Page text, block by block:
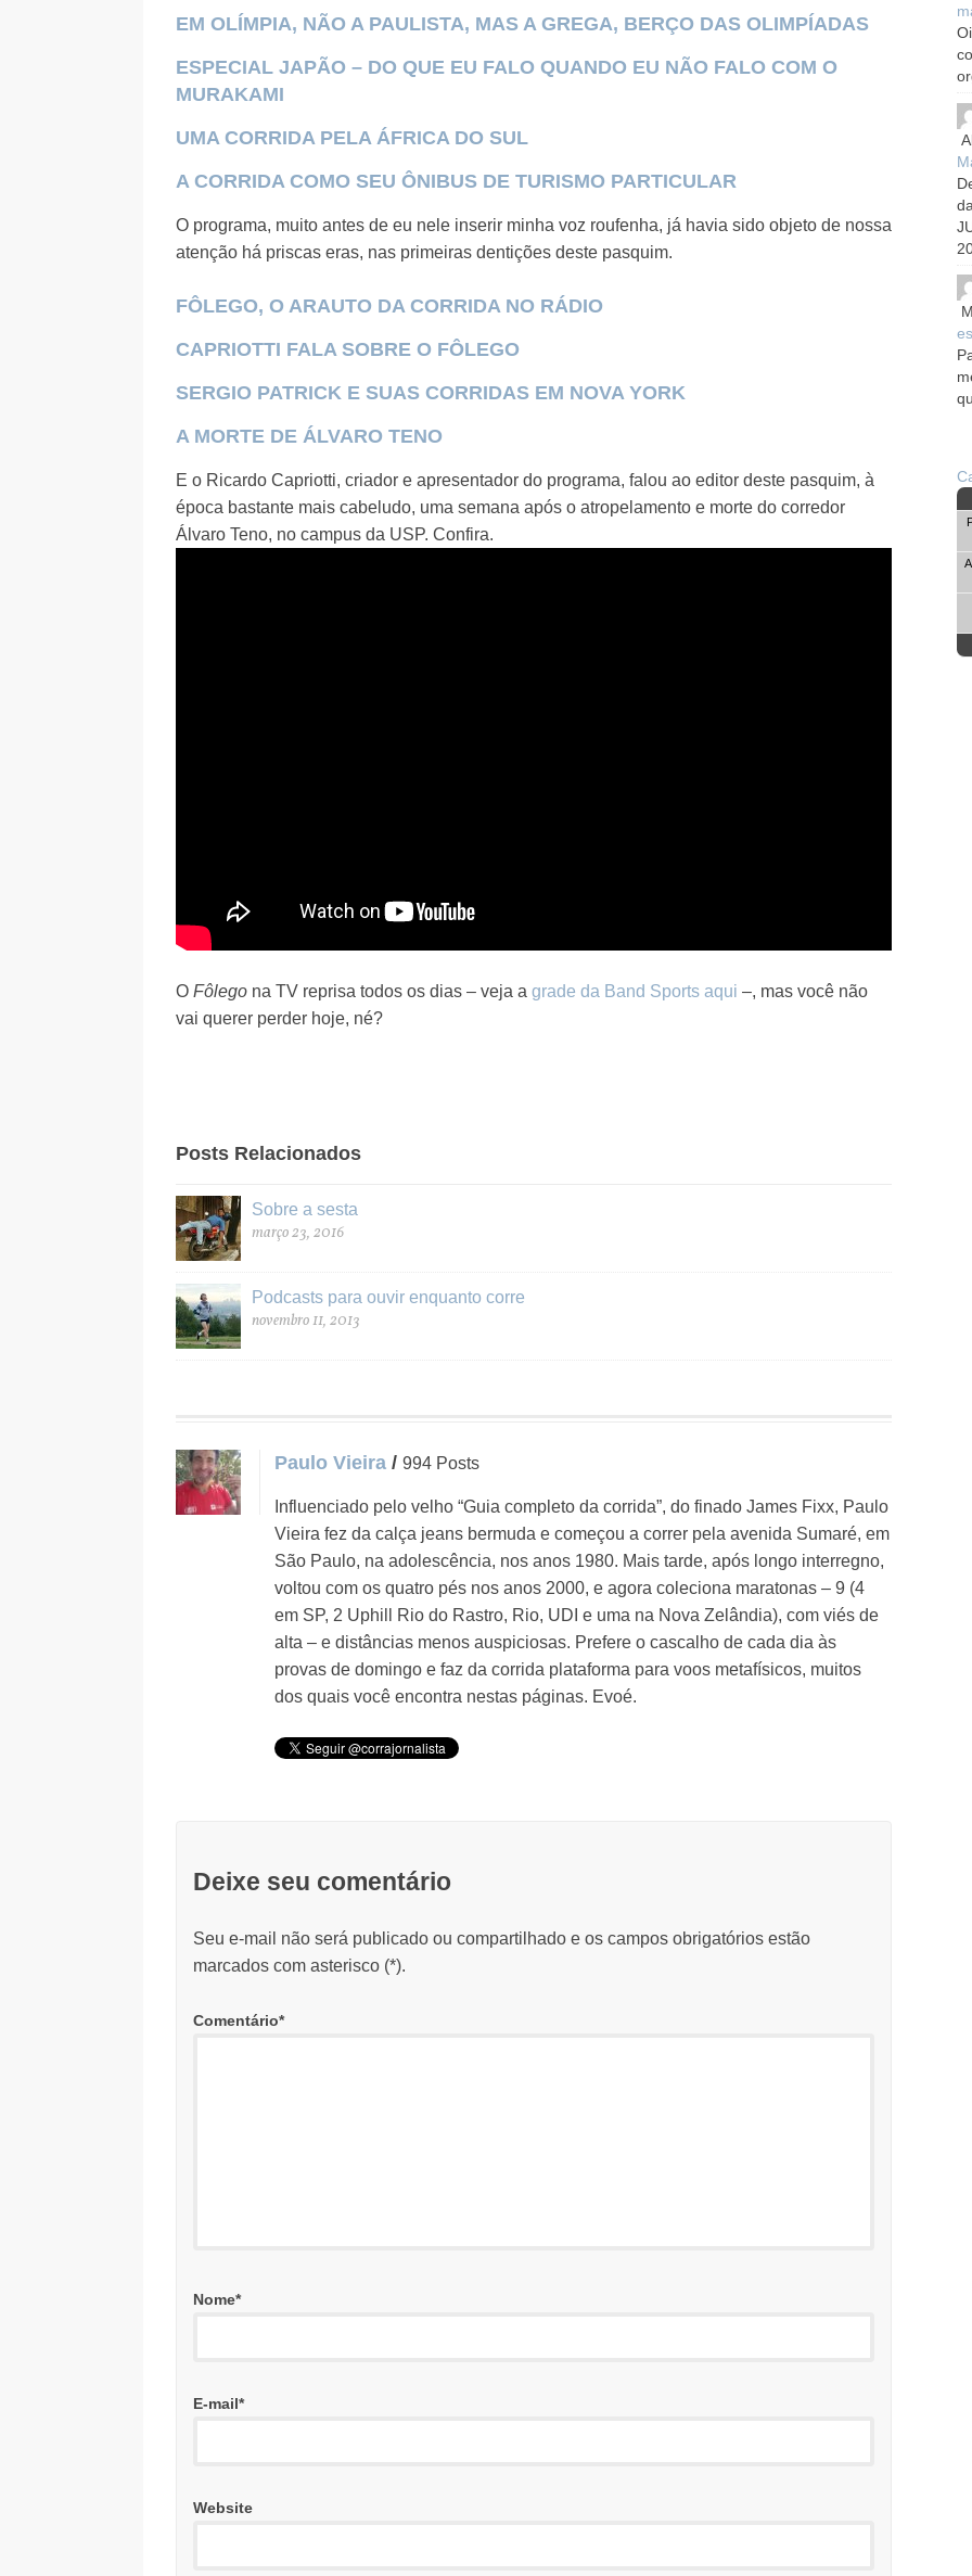
EM OLÍMPIA, NÃO A PAULISTA, MAS A GREGA, BERÇO DAS OLIMPÍADAS
ESPECIAL JAPÃO – DO QUE EU FALO QUANDO EU NÃO FALO COM O
MURAKAMI
UMA CORRIDA PELA ÁFRICA DO SUL
A CORRIDA COMO SEU ÔNIBUS DE TURISMO PARTICULAR
O programa, muito antes de eu nele inserir minha voz roufenha, já havia sido objeto de nossa
atenção há priscas eras, nas primeiras dentições deste pasquim.
FÔLEGO, O ARAUTO DA CORRIDA NO RÁDIO
CAPRIOTTI FALA SOBRE O FÔLEGO
SERGIO PATRICK E SUAS CORRIDAS EM NOVA YORK
A MORTE DE ÁLVARO TENO
E o Ricardo Capriotti, criador e apresentador do programa, falou ao editor deste pasquim, à
época bastante mais cabeludo, uma semana após o atropelamento e morte do corredor
Álvaro Teno, no campus da USP. Confira.
O Fôlego na TV reprisa todos os dias – veja a grade da Band Sports aqui –, mas você não
vai querer perder hoje, né?
Posts Relacionados
Sobre a sesta
março 23, 2016
Podcasts para ouvir enquanto corre
novembro 11, 2013
Paulo Vieira / 994 Posts
Influenciado pelo velho “Guia completo da corrida”, do finado James Fixx, Paulo
Vieira fez da calça jeans bermuda e começou a correr pela avenida Sumaré, em
São Paulo, na adolescência, nos anos 1980. Mais tarde, após longo interregno,
voltou com os quatro pés nos anos 2000, e agora coleciona maratonas – 9 (4
em SP, 2 Uphill Rio do Rastro, Rio, UDI e uma na Nova Zelândia), com viés de
alta – e distâncias menos auspiciosas. Prefere o cascalho de cada dia às
provas de domingo e faz da corrida plataforma para voos metafísicos, muitos
dos quais você encontra nestas páginas. Evoé.
Deixe seu comentário
Seu e-mail não será publicado ou compartilhado e os campos obrigatórios estão
marcados com asterisco (*).
Comentário*
Nome*
E-mail*
Website